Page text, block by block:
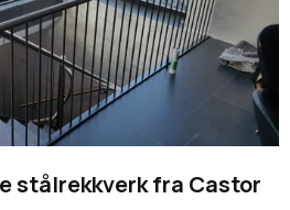
stålrekkverk fra Castor